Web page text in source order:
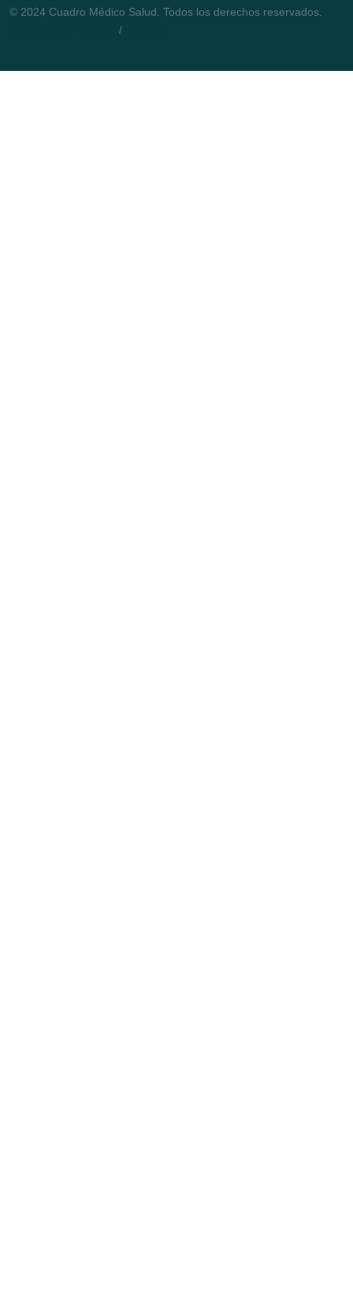
© 2024 Cuadro Médico Salud. Todos los derechos reservados.
/